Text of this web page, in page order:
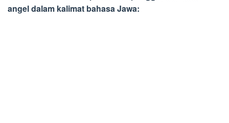
angel dalam kalimat bahasa Jawa: